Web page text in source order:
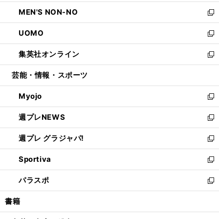
く
ウ
で
開
く
ン
ド
ウ
で
開
く
ウ
ィ
ン
ド
ウ
で
開
し
い
ウ
ィ
ン
ド
ウ
開
く
MEN'S NON-NO
新
し
い
ウ
ィ
ン
ウ
で
開
く
UOMO
新
し
い
ウ
ン
ド
ウ
で
開
く
集英社オンライン
新
し
ウ
ィ
ン
ド
ウ
で
開
く
芸能・情報・スポーツ
Myojo
新
し
い
ウ
ィ
ン
ド
ウ
で
開
週プレNEWS
新
し
い
ウ
ィ
ン
ド
ウ
開
週プレ グラジャパ!
新
し
い
ウ
ィ
ン
ウ
Sportiva
新
し
い
ウ
ン
パラスポ
新
し
ウ
書籍